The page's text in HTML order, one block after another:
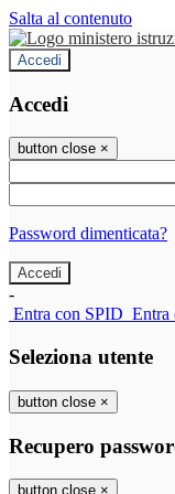
Salta al contenuto
Accedi
Accedi
button close ×
Password dimenticata?
-
Entra con SPID Entra
Seleziona utente
button close ×
Recupero
button close ×